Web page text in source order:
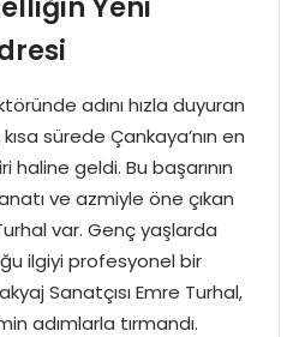
adını hızla duyuran
sürede Çankaya’nın en
geldi. Bu başarının
ve azmiyle öne çıkan
var. Genç yaşlarda
ilgiyi profesyonel bir
Sanatçısı Emre Turhal,
adımlarla tırmandı.